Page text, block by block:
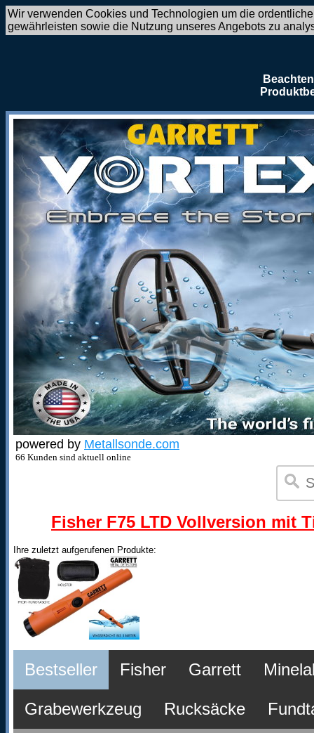
Wir verwenden Cookies und Technologien um die
gewährleisten sowie die Nutzung unseres Angebots zu
powered by Metallsonde.com
66 Kunden sind aktuell online
Fisher F75 LTD Vollversion mit
Ihre zuletzt aufgerufenen Produkte:
Bestseller Fisher Garrett
Grabewerkzeug Rucksäcke